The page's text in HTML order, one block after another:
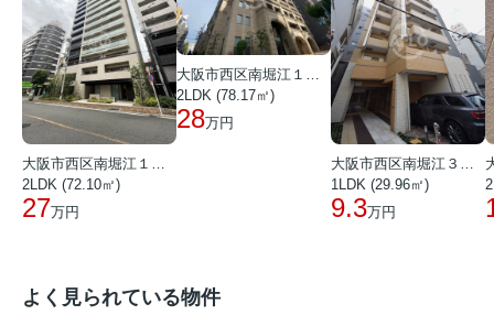
大阪市西区南堀江１丁目
2LDK (72.10㎡)
27万円
2LDK (78.17㎡)
28万円
大阪市西区南堀江３丁目
1LDK (29.96㎡)
9.3万円
よく見られている物件